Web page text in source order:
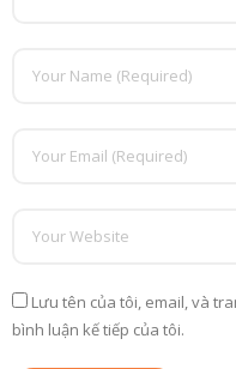
Lưu tên của tôi, email, và
bình luận kế tiếp của tôi.